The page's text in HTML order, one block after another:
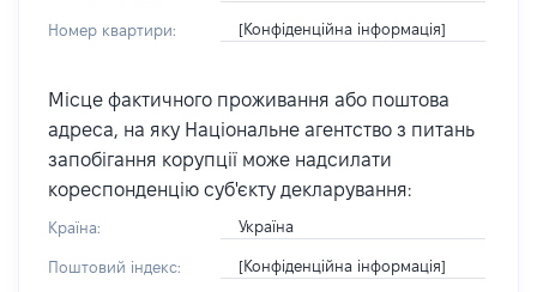
Номер квартири: [Конфіденційна інформація]
Місце фактичного проживання або поштова
адреса, на яку Національне агентство з питань
запобігання корупції може надсилати
кореспонденцію суб'єкту декларування:
Країна: Україна
Поштовий індекс: [Конфіденційна інформація]